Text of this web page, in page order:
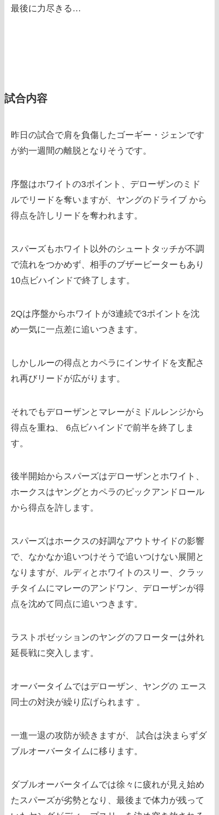
最後に力尽きる…
試合内容
昨日の試合で肩を負傷したゴーギー・ジェンです
が約一週間の離脱となりそうです。
序盤はホワイトの3ポイント、デローザンのミド
ルでリードを奪いますが、ヤングのドライブ から
得点を許しリードを奪われます。
スパーズもホワイト以外のシュートタッチが不調
で流れをつかめず、相手のブザービーターもあり
10点ビハインドで終了します。
2Qは序盤からホワイトが3連続で3ポイントを沈
め一気に一点差に追いつきます。
しかしルーの得点とカペラにインサイドを支配さ
れ再びリードが広がります。
それでもデローザンとマレーがミドルレンジから
得点を重ね、 6点ビハインドで前半を終了しま
す。
後半開始からスパーズはデローザンとホワイト、
ホークスはヤングとカペラのピックアンドロール
から得点を許します。
スパーズはホークスの好調なアウトサイドの影響
で、なかなか追いつけそうで追いつけない展開と
なりますが、ルディとホワイトのスリー、クラッ
チタイムにマレーのアンドワン、デローザンが得
点を沈めて同点に追いつきます。
ラストポゼッションのヤングのフローターは外れ
延長戦に突入します。
オーバータイムではデローザン、ヤングの エース
同士の対決が繰り広げられます 。
一進一退の攻防が続きますが、 試合は決まらずダ
ブルオーバータイムに移ります。
ダブルオーバータイムでは徐々に疲れが見え始め
たスパーズが劣勢となり、最後まで体力が残って